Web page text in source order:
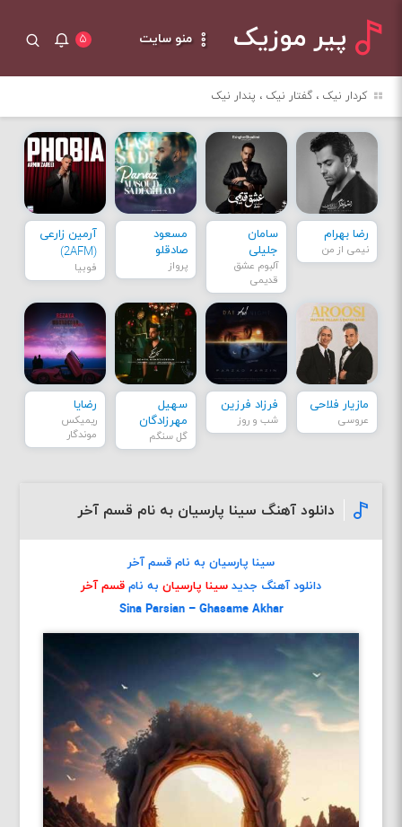
پیر موزیک منو سایت ۵
کردار نیک ، گفتار نیک ، پندار نیک
رضا بهرام
نیمی از من
سامان
جلیلی
آلبوم عشق
قدیمی
مسعود
صادقلو
پرواز
آرمین زارعی
(2AFM)
فوبیا
مازیار فلاحی
عروسی
فرزاد فرزین
شب و روز
سهیل
مهرزادگان
گل سنگم
رضایا
ریمیکس
موندگار
دانلود آهنگ سینا پارسیان به نام قسم آخر
سینا پارسیان به نام قسم آخر
دانلود آهنگ جدید سینا پارسیان به نام قسم آخر
Sina Parsian – Ghasame Akhar